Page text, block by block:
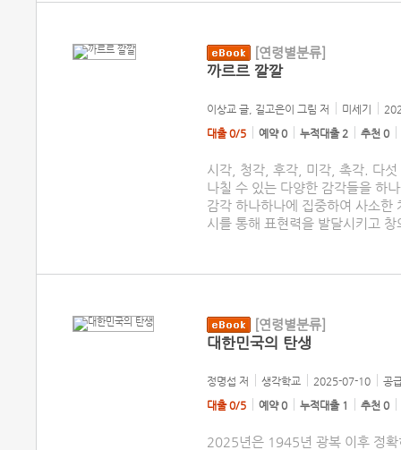
[연령별분류]
까르르 깔깔
이상교 글, 길고은이 그림 저 미세기
대출 0/5
예약 0 누적대출 2 추천 0
시각, 청각, 후각, 미각, 촉각. 다
나칠 수 있는 다양한 감각들을 하
감각 하나하나에 집중하여 사소한
시를 통해 표현력을 발달시키고
[연령별분류]
대한민국의 탄생
정명섭 저 생각학교 2025-07-10
공
대출 0/5
예약 0 누적대출 1 추천 0
2025년은 1945년 광복 이후 정